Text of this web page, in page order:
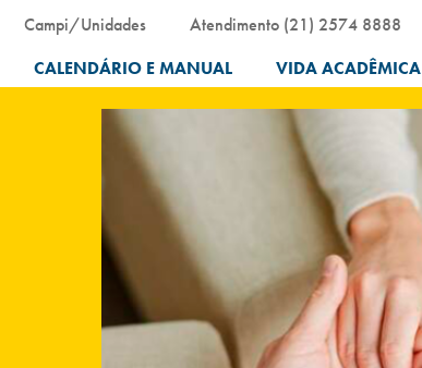
CALENDÁRIO E MANUAL VIDA ACADÊMICA
Campi/Unidades Atendimento (21) 2574 8888